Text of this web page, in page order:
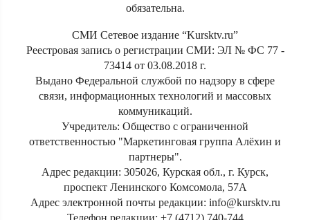
обязательна.
СМИ Сетевое издание “Kursktv.ru”
Реестровая запись о регистрации СМИ: ЭЛ № ФС 77 -
73414 от 03.08.2018 г.
Выдано Федеральной службой по надзору в сфере
связи, информационных технологий и массовых
коммуникаций.
Учредитель: Общество с ограниченной
ответственностью "Маркетинговая группа Алёхин и
партнеры".
Адрес редакции: 305026, Курская обл., г. Курск,
проспект Ленинского Комсомола, 57А
Адрес электронной почты редакции: info@kursktv.ru